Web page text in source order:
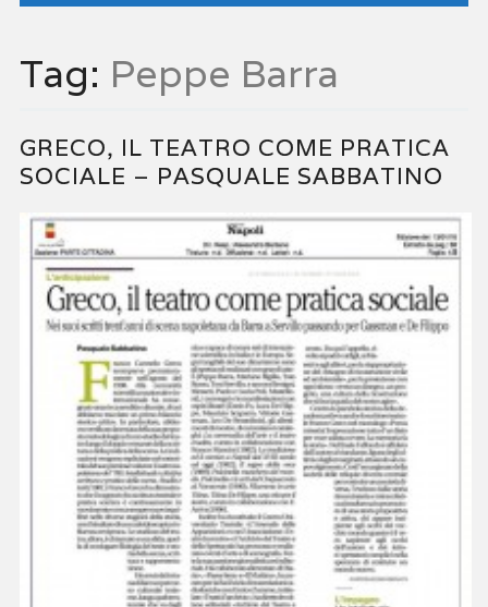
Tag: Peppe Barra
GRECO, IL TEATRO COME PRATICA
SOCIALE – PASQUALE SABBATINO